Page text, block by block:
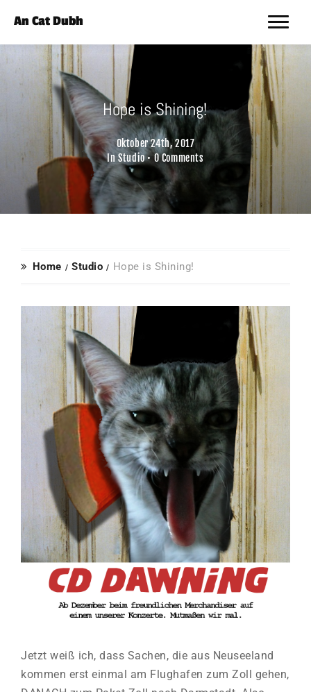
An Cat Dubh
Hope is Shining!
Oktober 24th, 2017
InStudio•0 Comments
Home Studio Hope is Shining!
Jetzt weiß ich, dass Sachen, die aus Neuseeland
kommen erst einmal am Flughafen zum Zoll gehen,